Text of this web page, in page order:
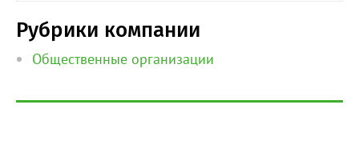
Рубрики компании
Общественные организации